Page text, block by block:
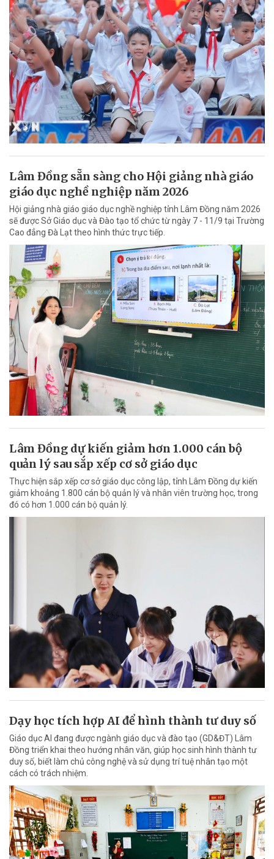
Lâm Đồng sẵn sàng cho Hội giảng nhà giáo
giáo dục nghề nghiệp năm 2026
Hội giảng nhà giáo giáo dục nghề nghiệp tỉnh Lâm Đồng năm 2026
sẽ được Sở Giáo dục và Đào tạo tổ chức từ ngày 7 - 11/9 tại Trường
Cao đẳng Đà Lạt theo hình thức trực tiếp.
Lâm Đồng dự kiến giảm hơn 1.000 cán bộ
quản lý sau sắp xếp cơ sở giáo dục
Thực hiện sắp xếp cơ sở giáo dục công lập, tỉnh Lâm Đồng dự kiến
giảm khoảng 1.800 cán bộ quản lý và nhân viên trường học, trong
đó có hơn 1.000 cán bộ quản lý.
Dạy học tích hợp AI để hình thành tư duy số
Giáo dục AI đang được ngành giáo dục và đào tạo (GD&ĐT) Lâm
Đồng triển khai theo hướng nhân văn, giúp học sinh hình thành tư
duy số, biết làm chủ công nghệ và sử dụng trí tuệ nhân tạo một
cách có trách nhiệm.